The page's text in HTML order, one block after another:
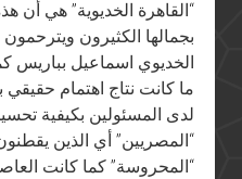
“القاهرة الخديوية” هي أن
بجمالها الكثيرون ويترحمون
الخديوي اسماعيل بباريس
ما كانت نتاج اهتمام
لدى المسئولين بكيفية
“المصريين” أي الذين
“المحروسة” كما كانت